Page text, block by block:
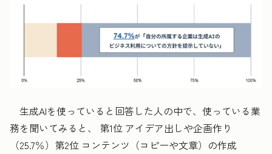
生成AIを使っていると回答した人の中で、使っている業
務を聞いてみると、 第1位 アイデア出しや企画作り
（25.7％）第2位 コンテンツ（コピーや文章）の作成